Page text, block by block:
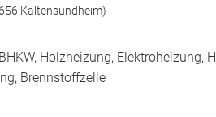
Kaltensundheim)
Holzheizung, Elektroheizung,
Brennstoffzelle